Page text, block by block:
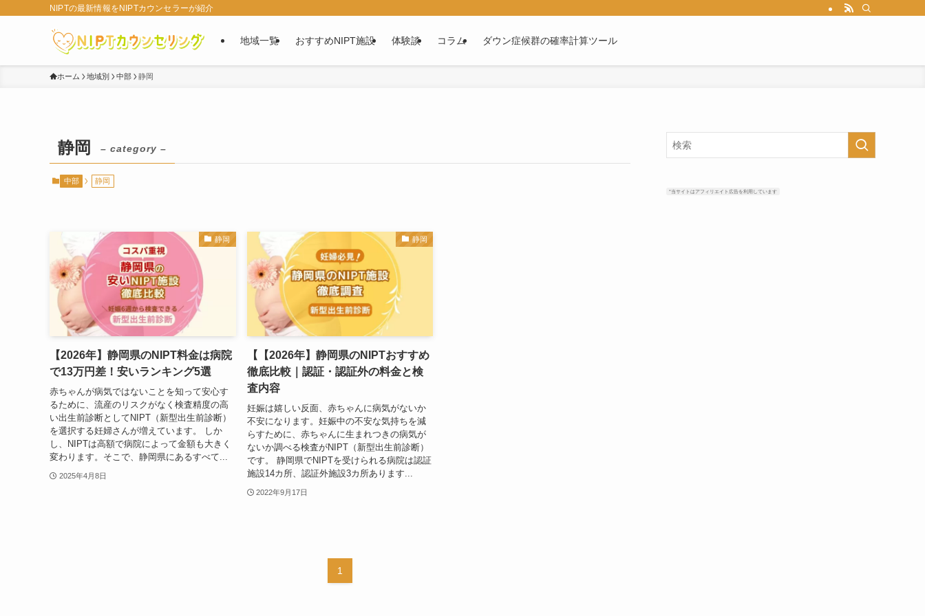
NIPTの最新情報をNIPTカウンセラーが紹介
地域一覧 おすすめNIPT施設 体験談 コラム ダウン症候群の確率計算ツール
ホーム 地域別 中部 静岡
静岡 – category –
中部 静岡
静岡
【2026年】静岡県のNIPT料金は病院
で13万円差！安いランキング5選
赤ちゃんが病気ではないことを知って安心す
るために、流産のリスクがなく検査精度の高
い出生前診断としてNIPT（新型出生前診断）
を選択する妊婦さんが増えています。 しか
し、NIPTは高額で病院によって金額も大きく
変わります。そこで、静岡県にあるすべて...
2025年4月8日
静岡
【【2026年】静岡県のNIPTおすすめ
徹底比較｜認証・認証外の料金と検
査内容
妊娠は嬉しい反面、赤ちゃんに病気がないか
不安になります。妊娠中の不安な気持ちを減
らすために、赤ちゃんに生まれつきの病気が
ないか調べる検査がNIPT（新型出生前診断）
です。 静岡県でNIPTを受けられる病院は認証
施設14カ所、認証外施設3カ所あります...
2022年9月17日
1
*当サイトはアフィリエイト広告を利用しています